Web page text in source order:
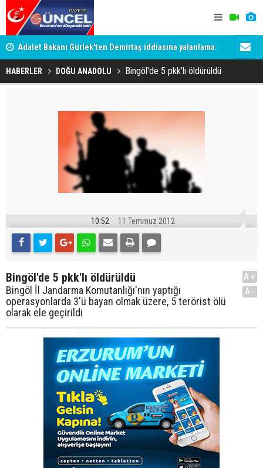
Adalet Bakanı Gürlek'ten Demirtaş iddiasına yalanlama:
Böyle bir açıklama yapmadım
Dadaş
HABERLER DOĞU ANADOLU Bingöl'de 5 pkk'lı öldürüldü
10:52 11 Temmuz 2012
Bingöl'de 5 pkk'lı öldürüldü
Bingöl İl Jandarma Komutanlığı'nın yaptığı
operasyonlarda 3'ü bayan olmak üzere, 5 terörist ölü
olarak ele geçirildi
A+
A-